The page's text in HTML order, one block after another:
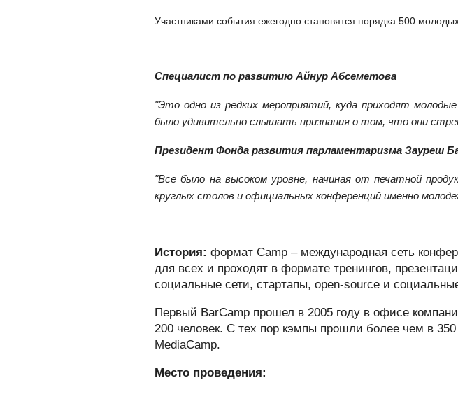
Участниками события ежегодно становятся порядка 500
Специалист по развитию Айнур Абсеметова
"Это одно из редких мероприятий, куда приходят
было удивительно слышать признания о том, что они
Президент Фонда развития парламентаризма Зауреш
"Все было на высоком уровне, начиная от печатной
круглых столов и официальных конференций именно
История:формат Camp – международная сеть
для всех и проходят в формате тренингов,
социальные сети, стартапы, open-source и
Первый BarCamp прошел в 2005 году в офисе
200 человек. С тех пор кэмпы прошли более чем в
MediaCamp.
Место проведения: